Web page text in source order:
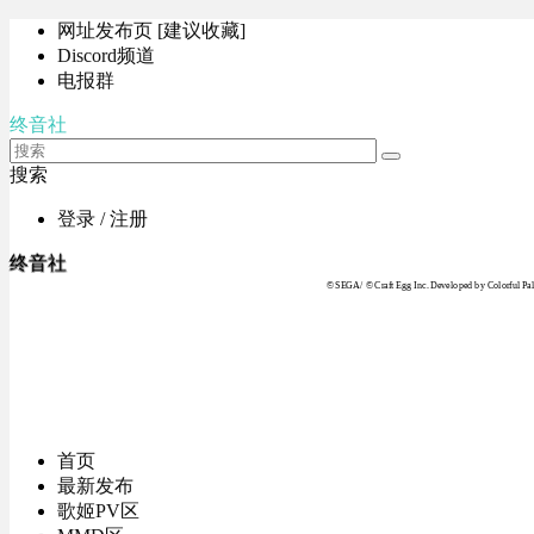
网址发布页 [建议收藏]
Discord频道
电报群
终音社
搜索
登录 / 注册
终音社
© SEGA / © Craft Egg Inc. Developed by Colorful
首页
最新发布
歌姬PV区